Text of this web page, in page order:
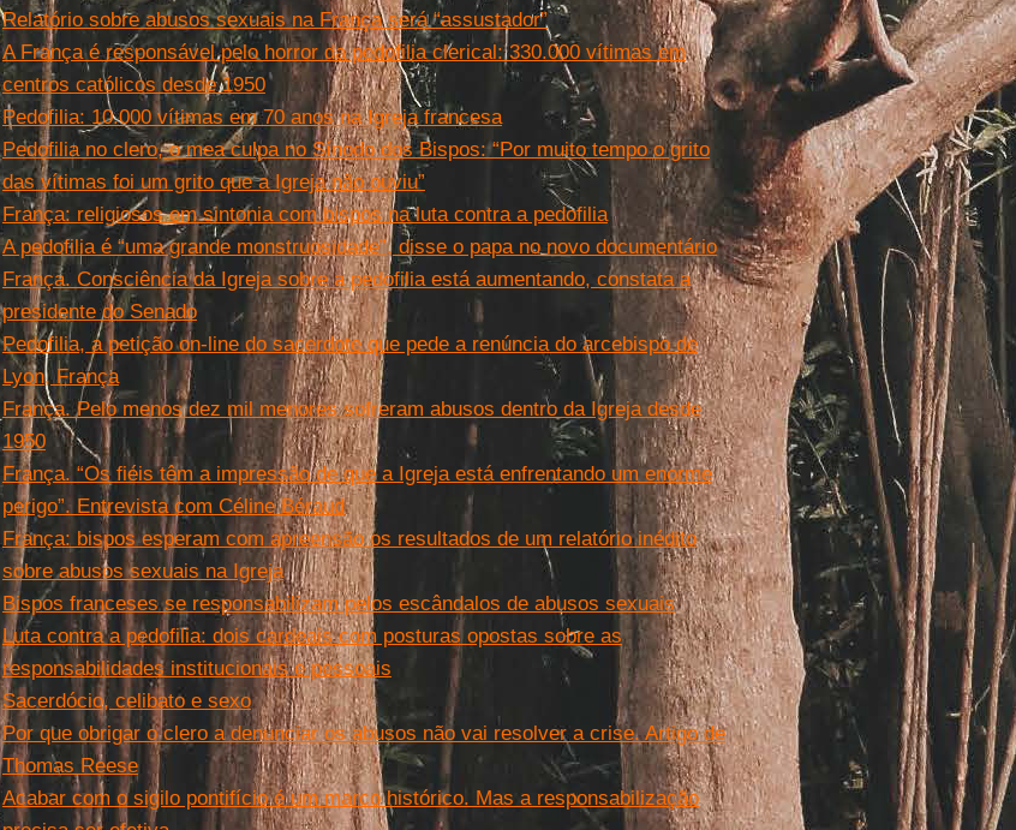
Relatório sobre abusos sexuais na França será “assustador”
A França é responsável pelo horror da pedofilia clerical: 330.000 vítimas em
centros católicos desde 1950
Pedofilia: 10.000 vítimas em 70 anos na Igreja francesa
Pedofilia no clero, o mea culpa no Sínodo dos Bispos: “Por muito tempo o grito
das vítimas foi um grito que a Igreja não ouviu”
França: religiosos em sintonia com bispos na luta contra a pedofilia
A pedofilia é “uma grande monstruosidade”, disse o papa no novo documentário
França. Consciência da Igreja sobre a pedofilia está aumentando, constata a
presidente do Senado
Pedofilia, a petição on-line do sacerdote que pede a renúncia do arcebispo de
Lyon, França
França. Pelo menos dez mil menores sofreram abusos dentro da Igreja desde
1950
França. “Os fiéis têm a impressão de que a Igreja está enfrentando um enorme
perigo”. Entrevista com Céline Béraud
França: bispos esperam com apreensão os resultados de um relatório inédito
sobre abusos sexuais na Igreja
Bispos franceses se responsabilizam pelos escândalos de abusos sexuais
Luta contra a pedofilia: dois cardeais com posturas opostas sobre as
responsabilidades institucionais e pessoais
Sacerdócio, celibato e sexo
Por que obrigar o clero a denunciar os abusos não vai resolver a crise. Artigo de
Thomas Reese
Acabar com o sigilo pontifício é um marco histórico. Mas a responsabilização